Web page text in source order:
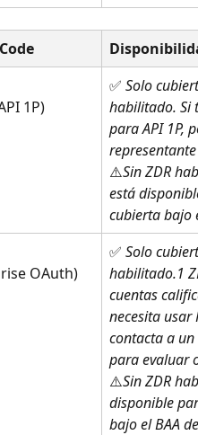
1P)
✅ Solo
habilitado. Si
para API 1P,
⚠️Sin ZDR
está
cubierta bajo
OAuth)
✅ Solo
habilitado.1
cuentas
necesita
contacta a
para evaluar
⚠️Sin ZDR
disponible
bajo el BAA